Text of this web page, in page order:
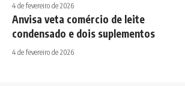
4 de fevereiro de 2026
Anvisa veta comércio de leite
condensado e dois suplementos
4 de fevereiro de 2026